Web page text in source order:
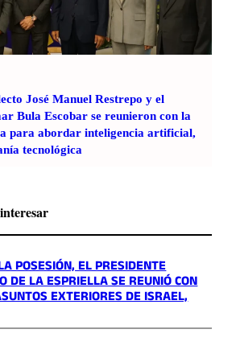
José Manuel Restrepo y el
Bula Escobar se reunieron con la
para abordar inteligencia artificial,
tecnológica
POSESIÓN, EL PRESIDENTE
DE LA ESPRIELLA SE REUNIÓ CON
EXTERIORES DE ISRAEL,